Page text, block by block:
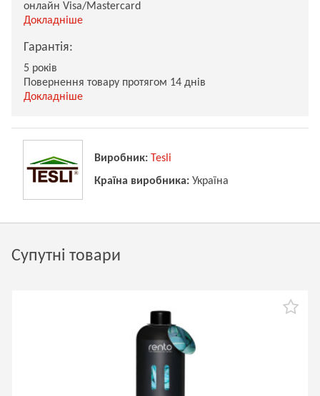
онлайн Visa/Mastercard
Докладніше
Гарантія:
5 років
Повернення товару протягом 14 днів
Докладніше
Виробник: Tesli
Країна виробника: Україна
Супутні товари